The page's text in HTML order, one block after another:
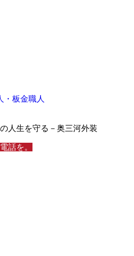
・板金職人
人生を守る－奥三河外装
話を。